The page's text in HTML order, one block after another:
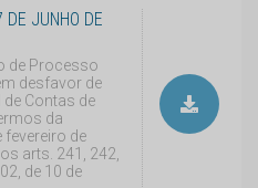
DE JUNHO DE
de Processo
desfavor de
Contas de
da
fevereiro de
arts. 241, 242,
de 10 de